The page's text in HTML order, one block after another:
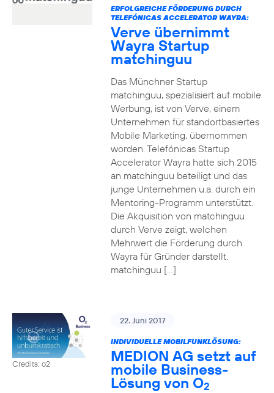
ERFOLGREICHE FÖRDERUNG DURCH
TELEFÓNICAS ACCELERATOR WAYRA:
Verve übernimmt
Wayra Startup
matchinguu
Das Münchner Startup
matchinguu, spezialisiert auf mobile
Werbung, ist von Verve, einem
Unternehmen für standortbasiertes
Mobile Marketing, übernommen
worden. Telefónicas Startup
Accelerator Wayra hatte sich 2015
an matchinguu beteiligt und das
junge Unternehmen u.a. durch ein
Mentoring-Programm unterstützt.
Die Akquisition von matchinguu
durch Verve zeigt, welchen
Mehrwert die Förderung durch
Wayra für Gründer darstellt.
matchinguu […]
Credits: o2
22. Juni 2017
INDIVIDUELLE MOBILFUNKLÖSUNG:
MEDION AG setzt auf
mobile Business-
Lösung von O2